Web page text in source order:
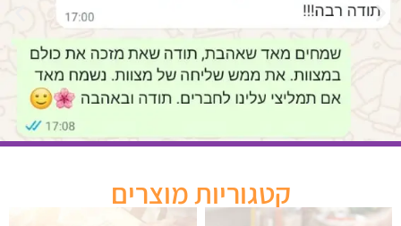
קטגוריות מוצרים